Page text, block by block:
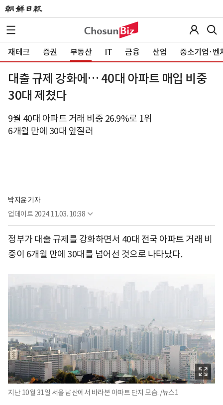
재테크 증권 부동산 IT 금융 산업 중소기업·벤
대출 규제 강화에… 40대 아파트 매입 비중
30대 제쳤다
9월 40대 아파트 거래 비중 26.9%로 1위
6개월 만에 30대 앞질러
박지윤 기자
업데이트 2024.11.03. 10:38
정부가 대출 규제를 강화하면서 40대 전국 아파트 거래 비
중이 6개월 만에 30대를 넘어선 것으로 나타났다.
지난 10월 31일 서울 남산에서 바라본 아파트 단지 모습. /뉴스1